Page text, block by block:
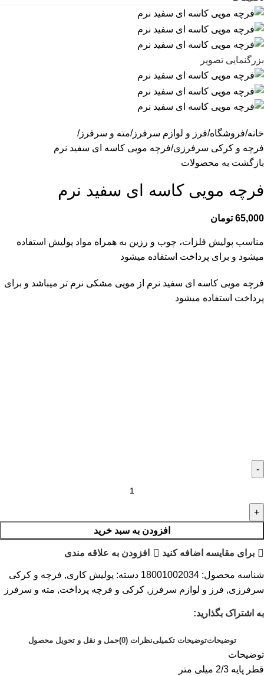
بزرگنمایی تصویر
خانه فروشگاه فرز و لوازم سرفرز مته و سرفرز
فرچه و کرکی سرفرزی فرچه مویی کاسه ای سفید نرم
بازگشت به محصولات
فرچه مویی کاسه ای سفید نرم
65,000 تومان
مناسب پولیش فلزات، چوب و رزین به همراه مواد پولیش استفاده
میشود و برای پرداخت استفاده میشود
فرچه مویی کاسه ای سفید نرم از مویی مشکی نرم تر میباشد و برای
پرداخت استفاده میشود
افزودن به سبد خرید
برای مقایسه اضافه کنید افزودن به علاقه مندی
شناسه محصول: 18001002034 دسته: پولیش کاری, فرچه و کرکی
سرفرزی, فرز و لوازم سرفرز , کرکی و فرچه پرداخت, مته و سرفرز
به اشتراک بگذارید:
توضیحاتتوضیحات تکمیلینظرات (0) حمل و نقل و تحویل محصول
توضیحات
قطر پایه 2/3 میلی متر